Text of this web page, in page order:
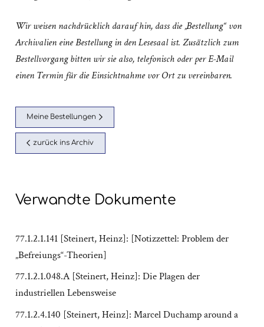
Wir weisen nachdrücklich darauf hin, dass die „Bestellung“ von
Archivalien eine Bestellung in den Lesesaal ist. Zusätzlich zum
Bestellvorgang bitten wir sie also, telefonisch oder per E-Mail
einen Termin für die Einsichtnahme vor Ort zu vereinbaren.
Meine Bestellungen
zurück ins Archiv
Verwandte Dokumente
77.1.2.1.141 [Steinert, Heinz]: [Notizzettel: Problem der
„Befreiungs“-Theorien]
77.1.2.1.048.A [Steinert, Heinz]: Die Plagen der
industriellen Lebensweise
77.1.2.4.140 [Steinert, Heinz]: Marcel Duchamp around a